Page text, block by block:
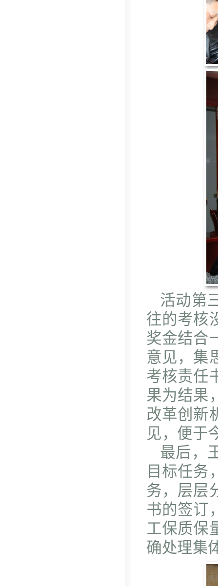
活动第
往的考核
奖金结合
意见，集
考核责任
果为结果
改革创新
见，便于
最后，
目标任务
务，层层
书的签订
工保质保
确处理集